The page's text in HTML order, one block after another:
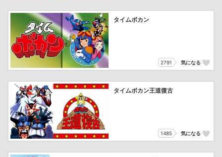
タイムボカン
2791 気になる
タイムボカン王道復古
1485 気になる